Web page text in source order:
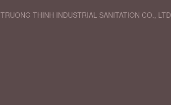
TRUONG THINH INDUSTRIAL SANITATION CO., LTD